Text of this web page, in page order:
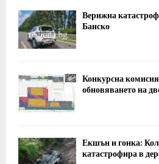
Верижна
Банско
Конкурсна
обновяването на
Екшън и гонка:
катастрофира в